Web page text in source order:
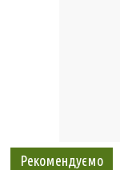
Рекомендуємо